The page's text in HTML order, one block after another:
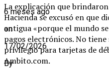
La explicación que
Hacienda se excusó en que
antigua «porque el mundo
pagos electrónicos. No
privilegio para tarjetas de
Ambito.com.
6 meses ago
on
17/02/2026
By